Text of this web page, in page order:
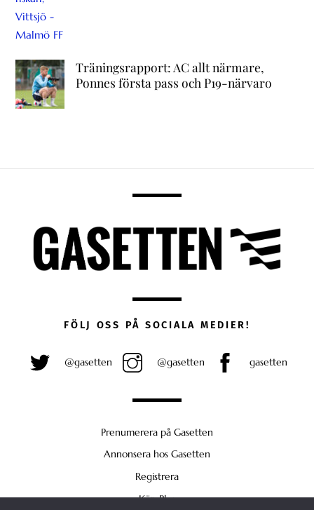
Träningsrapport: AC allt närmare,
Ponnes första pass och P19-närvaro
FÖLJ OSS PÅ SOCIALA MEDIER!
@gasetten @gasetten gasetten
Prenumerera på Gasetten
Annonsera hos Gasetten
Registrera
Köp Plus